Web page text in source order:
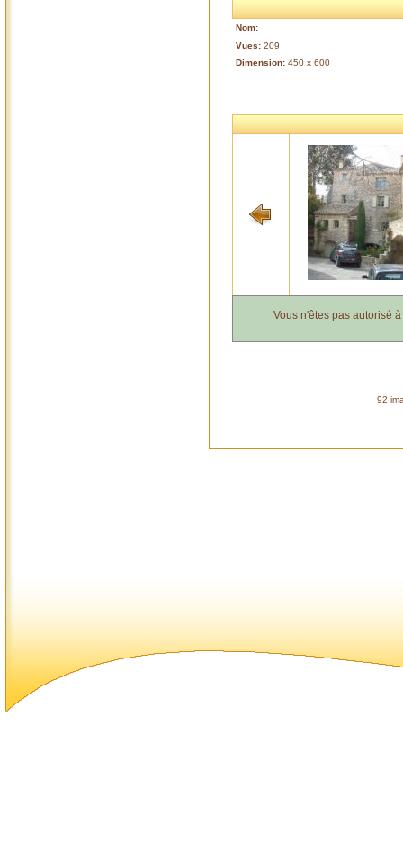
Nom:
Vues: 209
Dimension: 450 x 600
Vous n'êtes pas autorisé
92